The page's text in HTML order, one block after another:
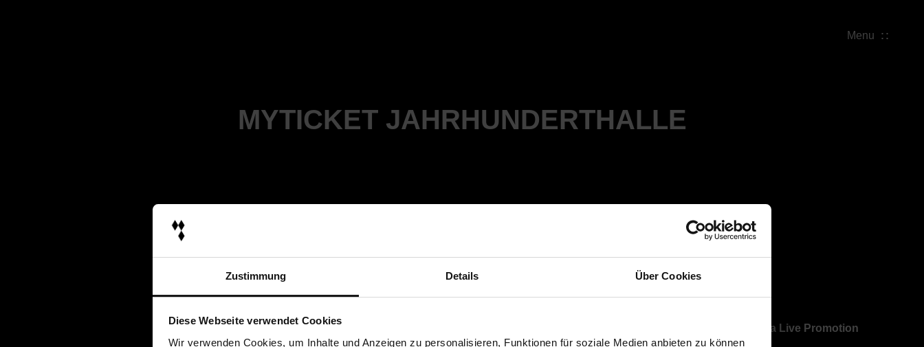
Zustimmung Details Über Cookies
Diese Webseite verwendet Cookies
Wir verwenden Cookies, um Inhalte und Anzeigen zu personalisieren, Funktionen für soziale Medien anbieten zu können
Menu
MYTICKET JAHRHUNDERTHALLE
Alle Musicals & Shows Über Bavaria Live Promotion